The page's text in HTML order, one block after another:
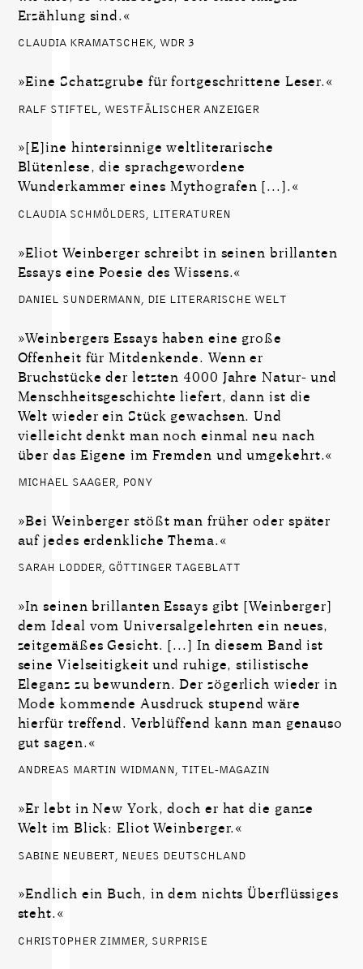
Erzählung sind.«
CLAUDIA KRAMATSCHEK, WDR 3
»Eine Schatzgrube für fortgeschrittene Leser.«
RALF STIFTEL, WESTFÄLISCHER ANZEIGER
»[E]ine hintersinnige weltliterarische
Blütenlese, die sprachgewordene
Wunderkammer eines Mythografen [...].«
CLAUDIA SCHMÖLDERS, LITERATUREN
»Eliot Weinberger schreibt in seinen brillanten
Essays eine Poesie des Wissens.«
DANIEL SUNDERMANN, DIE LITERARISCHE WELT
»Weinbergers Essays haben eine große
Offenheit für Mitdenkende. Wenn er
Bruchstücke der letzten 4000 Jahre Natur- und
Menschheitsgeschichte liefert, dann ist die
Welt wieder ein Stück gewachsen. Und
vielleicht denkt man noch einmal neu nach
über das Eigene im Fremden und umgekehrt.«
MICHAEL SAAGER, PONY
»Bei Weinberger stößt man früher oder später
auf jedes erdenkliche Thema.«
SARAH LODDER, GÖTTINGER TAGEBLATT
»In seinen brillanten Essays gibt [Weinberger]
dem Ideal vom Universalgelehrten ein neues,
zeitgemäßes Gesicht. [...] In diesem Band ist
seine Vielseitigkeit und ruhige, stilistische
Eleganz zu bewundern. Der zögerlich wieder in
Mode kommende Ausdruck stupend wäre
hierfür treffend. Verblüffend kann man genauso
gut sagen.«
ANDREAS MARTIN WIDMANN, TITEL-MAGAZIN
»Er lebt in New York, doch er hat die ganze
Welt im Blick: Eliot Weinberger.«
SABINE NEUBERT, NEUES DEUTSCHLAND
»Endlich ein Buch, in dem nichts Überflüssiges
steht.«
CHRISTOPHER ZIMMER, SURPRISE